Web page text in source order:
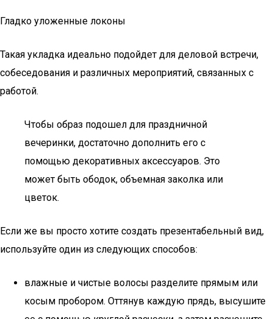
Гладко уложенные локоны
Такая укладка идеально подойдет для деловой встречи,
собеседования и различных мероприятий, связанных с
работой.
Чтобы образ подошел для праздничной
вечеринки, достаточно дополнить его с
помощью декоративных аксессуаров. Это
может быть ободок, объемная заколка или
цветок.
Если же вы просто хотите создать презентабельный вид,
используйте один из следующих способов:
влажные и чистые волосы разделите прямым или
косым пробором. Оттянув каждую прядь, высушите